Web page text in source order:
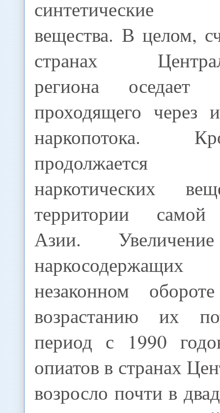
синтетические
вещества. В целом,
странах
региона оседает
проходящего через
наркопотока.
продолжается
наркотических
территории самой
Азии.
незаконном
возрастанию их
период с 1990
опиатов в странах
возросло почти в